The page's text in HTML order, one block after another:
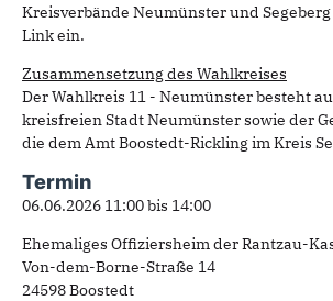
Kreisverbände Neumünster und
Link ein.
Zusammensetzung des Wahlkreises
Der Wahlkreis 11 - Neumünster besteht
kreisfreien Stadt Neumünster sowie der
die dem Amt Boostedt-Rickling im Kreis
Termin
06.06.2026 11:00bis 14:00
Ehemaliges Offiziersheim der Rantzau-
Von-dem-Borne-Straße 14
24598 Boostedt